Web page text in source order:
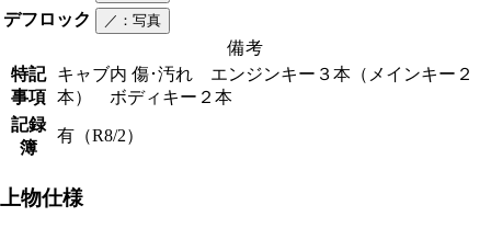
デフロック ／ ：写真
備考
特記
事項
キャブ内 傷･汚れ エンジンキー３本（メインキー２
本） ボディキー２本
記録
簿
有（R8/2）
上物仕様